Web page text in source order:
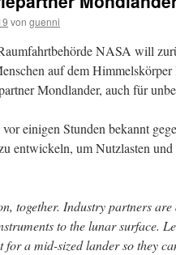
von guenni
NASA will
auf dem
Mondlander, auch für
einigen Stunden bekannt
entwickeln, um Nutzlasten
together. Industry partners
to the lunar surface.
for a mid-sized lander so they